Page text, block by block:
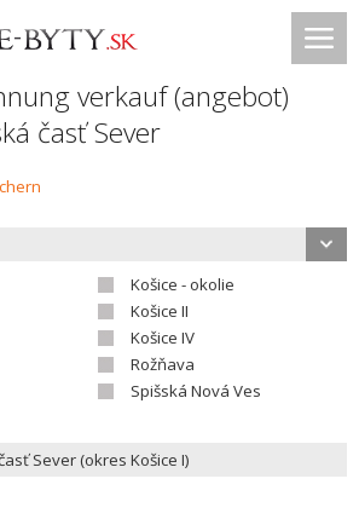
verkauf (angebot)
časť Sever
Košice - okolie
Košice II
Košice IV
Rožňava
Spišská Nová Ves